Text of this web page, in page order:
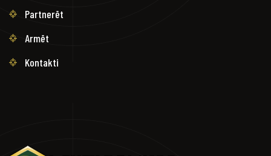
Partnerët
Armët
Kontakti